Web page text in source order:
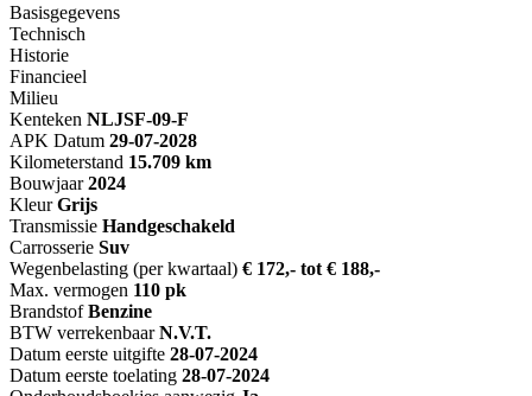
Basisgegevens
Technisch
Historie
Financieel
Milieu
Kenteken NLJSF-09-F
APK Datum 29-07-2028
Kilometerstand 15.709 km
Bouwjaar 2024
Kleur Grijs
Transmissie Handgeschakeld
Carrosserie Suv
Wegenbelasting (per kwartaal) € 172,- tot € 188,-
Max. vermogen 110 pk
Brandstof Benzine
BTW verrekenbaar N.V.T.
Datum eerste uitgifte 28-07-2024
Datum eerste toelating 28-07-2024